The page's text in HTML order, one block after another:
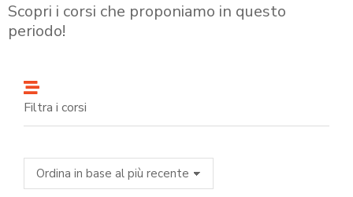
Scopri i corsi che proponiamo in questo
periodo!
Filtra i corsi